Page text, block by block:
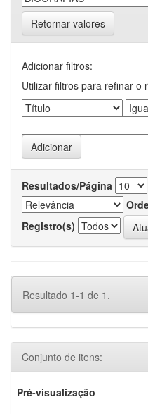
Retornar valores
Adicionar filtros:
Utilizar filtros para refinar o
Resultados/Página
Registro(s)
Resultado 1-1 de 1.
Conjunto de itens:
Pré-visualização